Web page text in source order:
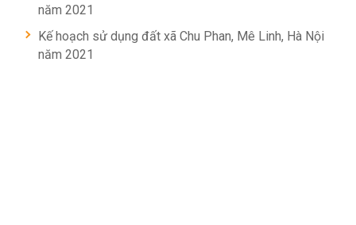
năm 2021
Kế hoạch sử dụng đất xã Chu Phan, Mê Linh, Hà Nội
năm 2021